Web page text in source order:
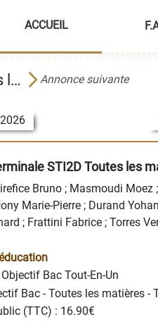
ACCUEIL
Objectif BAC - Terminale STI2D Toutes les matières Annonce suivante
STI2D Toutes les
Bruno; Masmoudi Moez;
Marie-Pierre; Durand
; Frattini Fabrice; Torres
Objectif Bac Tout-En-Un
Bac - Toutes les matières -
(TTC) : 16.90€